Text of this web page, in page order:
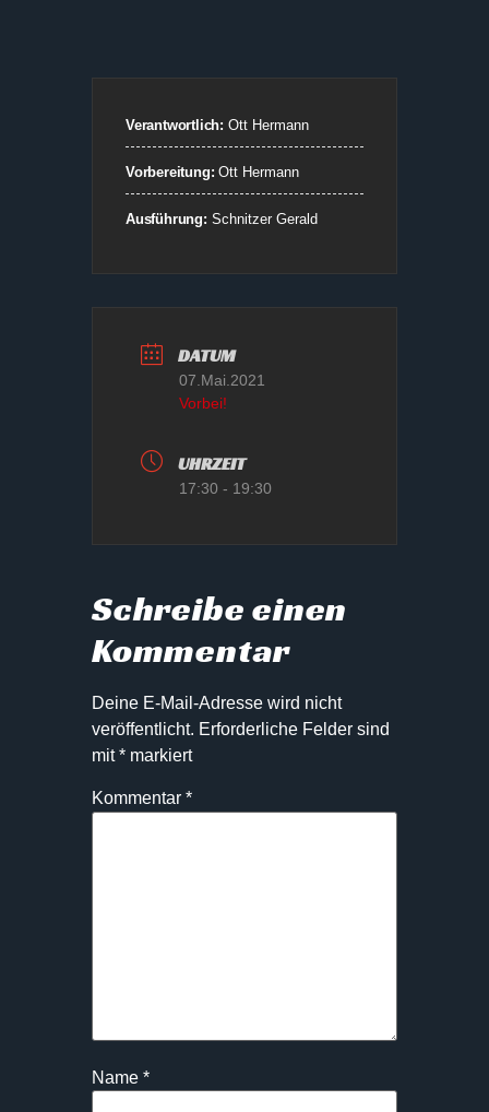
Verantwortlich: Ott Hermann
Vorbereitung:Ott Hermann
Ausführung: Schnitzer Gerald
DATUM
07.Mai.2021
Vorbei!
UHRZEIT
17:30 - 19:30
Schreibe einen
Kommentar
Deine E-Mail-Adresse wird nicht
veröffentlicht. Erforderliche Felder sind
mit* markiert
Kommentar *
Name *